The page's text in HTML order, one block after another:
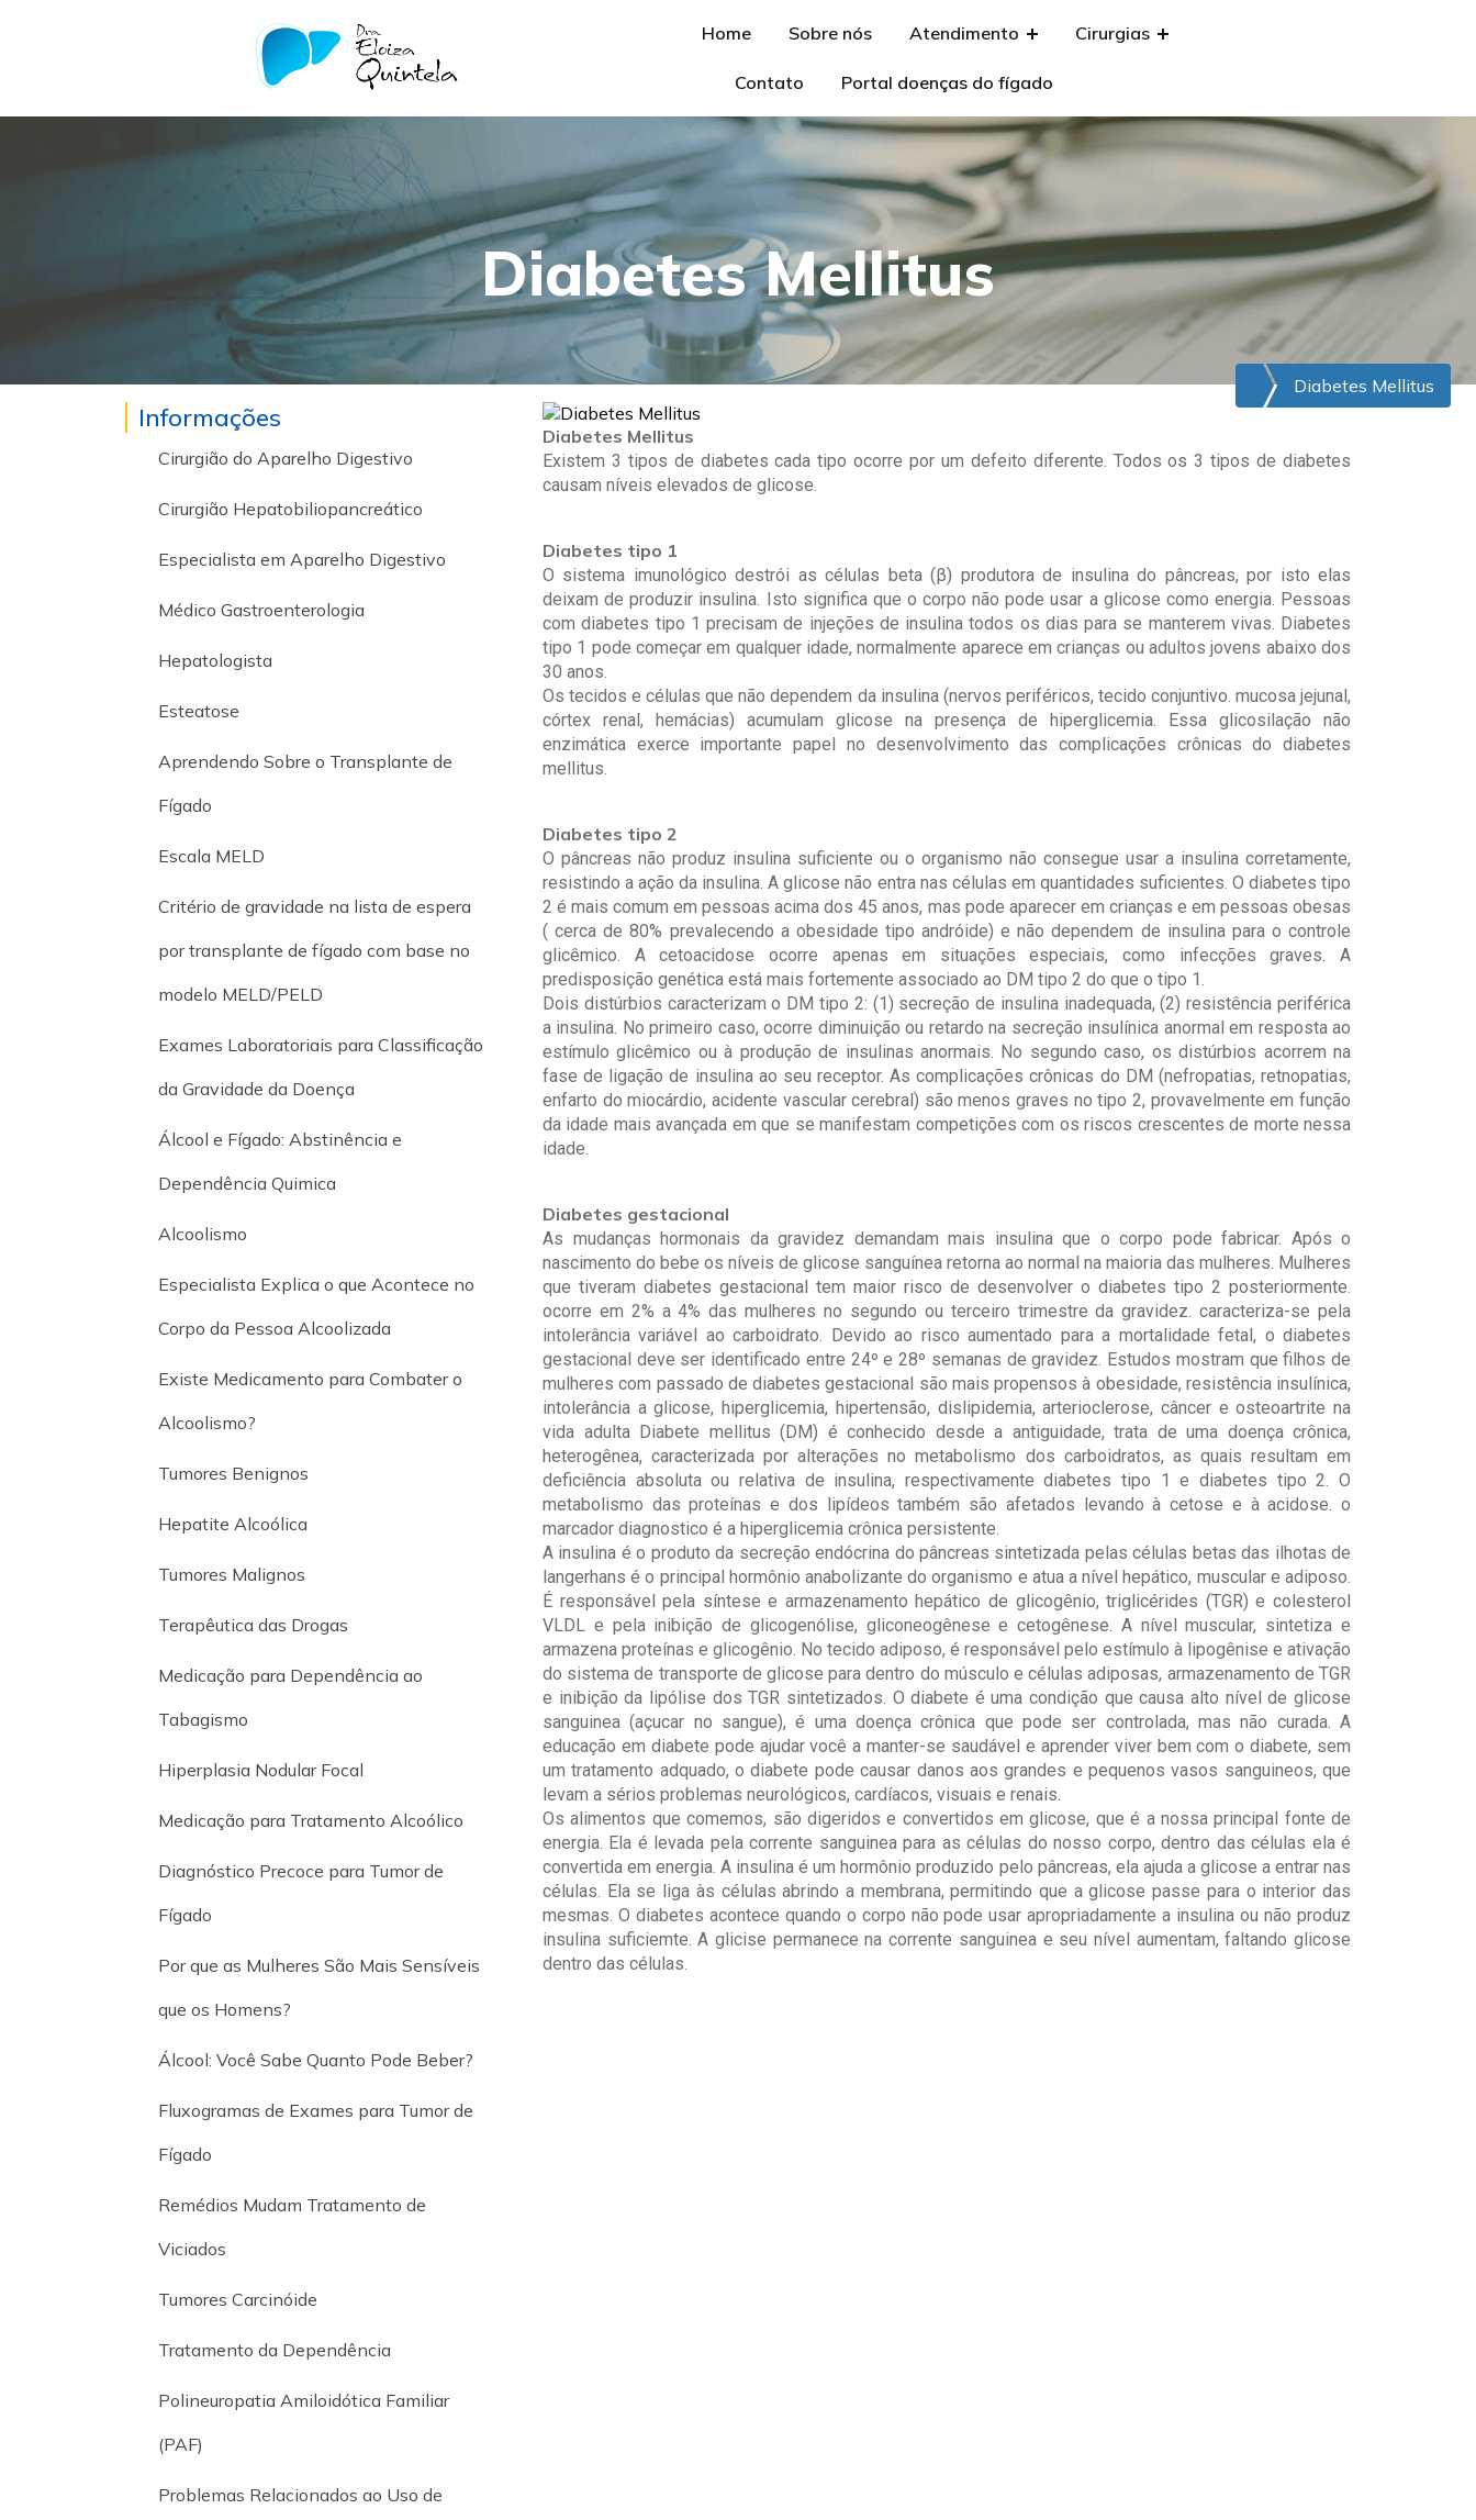
Home Sobre nós Atendimento Cirurgias
Contato Portal doenças do fígado
Diabetes Mellitus
Diabetes Mellitus
Informações
Cirurgião do Aparelho Digestivo
Cirurgião Hepatobiliopancreático
Especialista em Aparelho Digestivo
Médico Gastroenterologia
Hepatologista
Esteatose
Aprendendo Sobre o Transplante de
Fígado
Escala MELD
Critério de gravidade na lista de espera
por transplante de fígado com base no
modelo MELD/PELD
Exames Laboratoriais para Classificação
da Gravidade da Doença
Álcool e Fígado: Abstinência e
Dependência Quimica
Alcoolismo
Especialista Explica o que Acontece no
Corpo da Pessoa Alcoolizada
Existe Medicamento para Combater o
Alcoolismo?
Tumores Benignos
Hepatite Alcoólica
Tumores Malignos
Terapêutica das Drogas
Medicação para Dependência ao
Tabagismo
Hiperplasia Nodular Focal
Medicação para Tratamento Alcoólico
Diagnóstico Precoce para Tumor de
Fígado
Por que as Mulheres São Mais Sensíveis
que os Homens?
Álcool: Você Sabe Quanto Pode Beber?
Fluxogramas de Exames para Tumor de
Fígado
Remédios Mudam Tratamento de
Viciados
Tumores Carcinóide
Tratamento da Dependência
Polineuropatia Amiloidótica Familiar
(PAF)
Problemas Relacionados ao Uso de
Diabetes Mellitus
Existem 3 tipos de diabetes cada tipo ocorre por um defeito diferente. Todos os 3 tipos de diabetes
causam níveis elevados de glicose.
Diabetes tipo 1
O sistema imunológico destrói as células beta (β) produtora de insulina do pâncreas, por isto elas
deixam de produzir insulina. Isto significa que o corpo não pode usar a glicose como energia. Pessoas
com diabetes tipo 1 precisam de injeções de insulina todos os dias para se manterem vivas. Diabetes
tipo 1 pode começar em qualquer idade, normalmente aparece em crianças ou adultos jovens abaixo dos
30 anos.
Os tecidos e células que não dependem da insulina (nervos periféricos, tecido conjuntivo. mucosa jejunal,
córtex renal, hemácias) acumulam glicose na presença de hiperglicemia. Essa glicosilação não
enzimática exerce importante papel no desenvolvimento das complicações crônicas do diabetes
mellitus.
Diabetes tipo 2
O pâncreas não produz insulina suficiente ou o organismo não consegue usar a insulina corretamente,
resistindo a ação da insulina. A glicose não entra nas células em quantidades suficientes. O diabetes tipo
2 é mais comum em pessoas acima dos 45 anos, mas pode aparecer em crianças e em pessoas obesas
( cerca de 80% prevalecendo a obesidade tipo andróide) e não dependem de insulina para o controle
glicêmico. A cetoacidose ocorre apenas em situações especiais, como infecções graves. A
predisposição genética está mais fortemente associado ao DM tipo 2 do que o tipo 1.
Dois distúrbios caracterizam o DM tipo 2: (1) secreção de insulina inadequada, (2) resistência periférica
a insulina. No primeiro caso, ocorre diminuição ou retardo na secreção insulínica anormal em resposta ao
estímulo glicêmico ou à produção de insulinas anormais. No segundo caso, os distúrbios acorrem na
fase de ligação de insulina ao seu receptor. As complicações crônicas do DM (nefropatias, retnopatias,
enfarto do miocárdio, acidente vascular cerebral) são menos graves no tipo 2, provavelmente em função
da idade mais avançada em que se manifestam competições com os riscos crescentes de morte nessa
idade.
Diabetes gestacional
As mudanças hormonais da gravidez demandam mais insulina que o corpo pode fabricar. Após o
nascimento do bebe os níveis de glicose sanguínea retorna ao normal na maioria das mulheres. Mulheres
que tiveram diabetes gestacional tem maior risco de desenvolver o diabetes tipo 2 posteriormente.
ocorre em 2% a 4% das mulheres no segundo ou terceiro trimestre da gravidez. caracteriza-se pela
intolerância variável ao carboidrato. Devido ao risco aumentado para a mortalidade fetal, o diabetes
gestacional deve ser identificado entre 24º e 28º semanas de gravidez. Estudos mostram que filhos de
mulheres com passado de diabetes gestacional são mais propensos à obesidade, resistência insulínica,
intolerância a glicose, hiperglicemia, hipertensão, dislipidemia, arterioclerose, câncer e osteoartrite na
vida adulta Diabete mellitus (DM) é conhecido desde a antiguidade, trata de uma doença crônica,
heterogênea, caracterizada por alterações no metabolismo dos carboidratos, as quais resultam em
deficiência absoluta ou relativa de insulina, respectivamente diabetes tipo 1 e diabetes tipo 2. O
metabolismo das proteínas e dos lipídeos também são afetados levando à cetose e à acidose. o
marcador diagnostico é a hiperglicemia crônica persistente.
A insulina é o produto da secreção endócrina do pâncreas sintetizada pelas células betas das ilhotas de
langerhans é o principal hormônio anabolizante do organismo e atua a nível hepático, muscular e adiposo.
É responsável pela síntese e armazenamento hepático de glicogênio, triglicérides (TGR) e colesterol
VLDL e pela inibição de glicogenólise, gliconeogênese e cetogênese. A nível muscular, sintetiza e
armazena proteínas e glicogênio. No tecido adiposo, é responsável pelo estímulo à lipogênise e ativação
do sistema de transporte de glicose para dentro do músculo e células adiposas, armazenamento de TGR
e inibição da lipólise dos TGR sintetizados. O diabete é uma condição que causa alto nível de glicose
sanguinea (açucar no sangue), é uma doença crônica que pode ser controlada, mas não curada. A
educação em diabete pode ajudar você a manter-se saudável e aprender viver bem com o diabete, sem
um tratamento adquado, o diabete pode causar danos aos grandes e pequenos vasos sanguineos, que
levam a sérios problemas neurológicos, cardíacos, visuais e renais.
Os alimentos que comemos, são digeridos e convertidos em glicose, que é a nossa principal fonte de
energia. Ela é levada pela corrente sanguinea para as células do nosso corpo, dentro das células ela é
convertida em energia. A insulina é um hormônio produzido pelo pâncreas, ela ajuda a glicose a entrar nas
células. Ela se liga às células abrindo a membrana, permitindo que a glicose passe para o interior das
mesmas. O diabetes acontece quando o corpo não pode usar apropriadamente a insulina ou não produz
insulina suficiemte. A glicise permanece na corrente sanguinea e seu nível aumentam, faltando glicose
dentro das células.